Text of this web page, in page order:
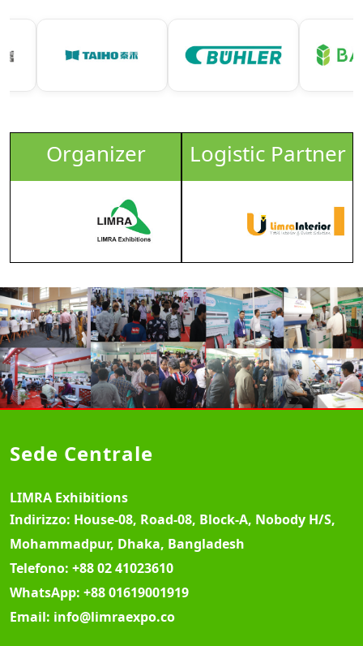
Organizer Logistic Partner
Sede Centrale
LIMRA Exhibitions
Indirizzo: House-08, Road-08, Block-A, Nobody H/S,
Mohammadpur, Dhaka, Bangladesh
Telefono: +88 02 41023610
WhatsApp: +88 01619001919
Email: info@limraexpo.co